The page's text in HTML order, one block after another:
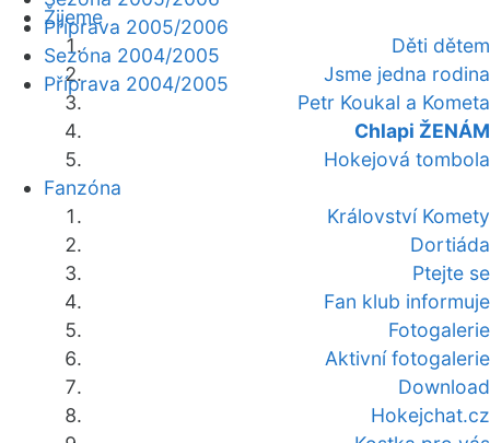
Žijeme
Děti dětem
Jsme jedna rodina
Petr Koukal a Kometa
Chlapi ŽENÁM
Hokejová tombola
Fanzóna
Království Komety
Dortiáda
Ptejte se
Fan klub informuje
Fotogalerie
Aktivní fotogalerie
Download
Hokejchat.cz
Příprava 2005/2006
Sezóna 2004/2005
Příprava 2004/2005